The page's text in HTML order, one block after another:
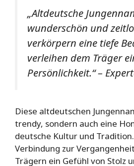
„Altdeutsche
wunderschön und
verkörpern eine tiefe
verleihen dem Träger
Persönlichkeit.“ –
Diese altdeutschen
trendy, sondern auch eine
deutsche Kultur und
Verbindung zur
Trägern ein Gefühl von Stolz